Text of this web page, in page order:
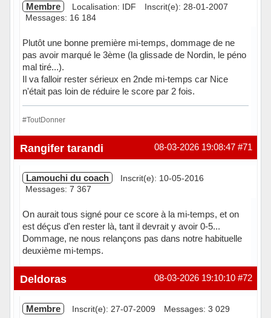
Membre Localisation: IDF
Inscrit(e): 28-01-2007
Messages: 16 184
Plutôt une bonne première mi-temps, dommage de ne
pas avoir marqué le 3ème (la glissade de Nordin, le péno
mal tiré...).
Il va falloir rester sérieux en 2nde mi-temps car Nice
n'était pas loin de réduire le score par 2 fois.
#ToutDonner
Hors ligne #71
08-03-2026 19:08:47
Rangifer tarandi
Lamouchi du coach
Inscrit(e): 10-05-2016
Messages: 7 367
On aurait tous signé pour ce score à la mi-temps, et on
est déçus d'en rester là, tant il devrait y avoir 0-5...
Dommage, ne nous relançons pas dans notre habituelle
deuxième mi-temps.
Hors ligne #72
08-03-2026 19:10:10
Deldoras
Membre Inscrit(e): 27-07-2009 Messages: 3 029